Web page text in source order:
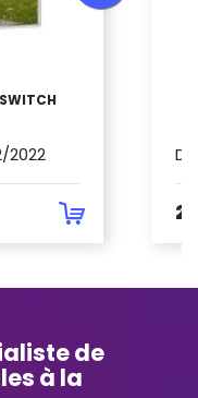
2022
de
à la